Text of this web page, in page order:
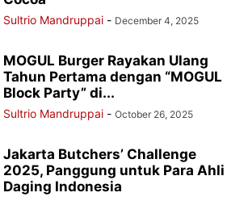
Sultrio Mandruppai - December 4, 2025
MOGUL Burger Rayakan Ulang
Tahun Pertama dengan “MOGUL
Block Party” di...
Sultrio Mandruppai - October 26, 2025
Jakarta Butchers’ Challenge
2025, Panggung untuk Para Ahli
Daging Indonesia